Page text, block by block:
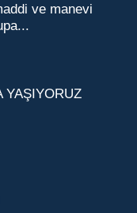
ve manevi
YAŞIYORUZ